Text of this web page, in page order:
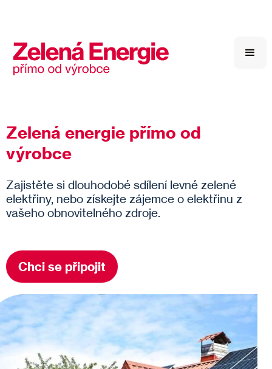
Zelená energie přímo od
výrobce
Zajistěte si dlouhodobé sdílení levné zelené
elektřiny, nebo získejte zájemce o elektřinu z
vašeho obnovitelného zdroje.
Chci se připojit